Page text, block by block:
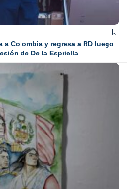
Colombia y regresa a RD luego
de De la Espriella